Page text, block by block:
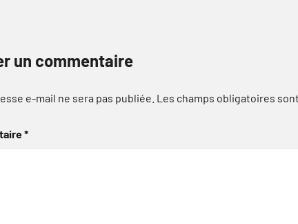
un commentaire
e-mail ne sera pas publiée. Les champs obligatoires
*